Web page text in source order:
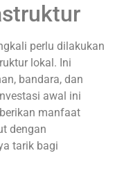
perlu dilakukan
lokal. Ini
bandara, dan
awal ini
manfaat
dengan
tarik bagi